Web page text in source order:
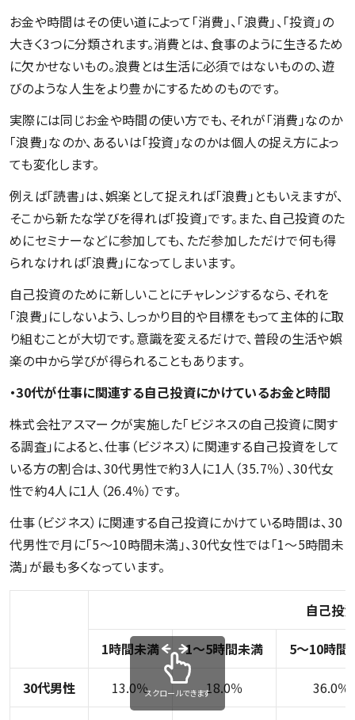
お金や時間はその使い道によって「消費」、「浪費」、「投資」の
大きく3つに分類されます。消費とは、食事のように生きるため
に欠かせないもの。浪費とは生活に必須ではないものの、遊
びのような人生をより豊かにするためのものです。
実際には同じお金や時間の使い方でも、それが「消費」なのか
「浪費」なのか、あるいは「投資」なのかは個人の捉え方によっ
ても変化します。
例えば「読書」は、娯楽として捉えれば「浪費」ともいえますが、
そこから新たな学びを得れば「投資」です。また、自己投資のた
めにセミナーなどに参加しても、ただ参加しただけで何も得
られなければ「浪費」になってしまいます。
自己投資のために新しいことにチャレンジするなら、それを
「浪費」にしないよう、しっかり目的や目標をもって主体的に取
り組むことが大切です。意識を変えるだけで、普段の生活や娯
楽の中から学びが得られることもあります。
・30代が仕事に関連する自己投資にかけているお金と時間
株式会社アスマークが実施した「ビジネスの自己投資に関す
る調査」によると、仕事（ビジネス）に関連する自己投資をして
いる方の割合は、30代男性で約3人に1人（35.7％）、30代女
性で約4人に1人（26.4％）です。
仕事（ビジネス）に関連する自己投資にかけている時間は、30
代男性で月に「5〜10時間未満」、30代女性では「1〜5時間未
満」が最も多くなっています。
自己投
1時間未満 1〜5時間未満 5〜10時間
30代男性 13.0％ 18.0％ 36.0％
スクロールできます